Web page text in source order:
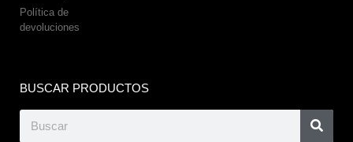
Política de
devoluciones
BUSCAR PRODUCTOS